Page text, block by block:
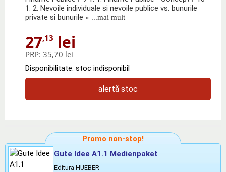
1. 2. Nevoile individuale si nevoile publice vs. bunurile
private si bunurile » ...mai mult
27,13 lei
PRP: 35,70 lei
Disponibilitate: stoc indisponibil
alertă stoc
Promo non-stop!
Gute Idee A1.1 Medienpaket
Editura HUEBER